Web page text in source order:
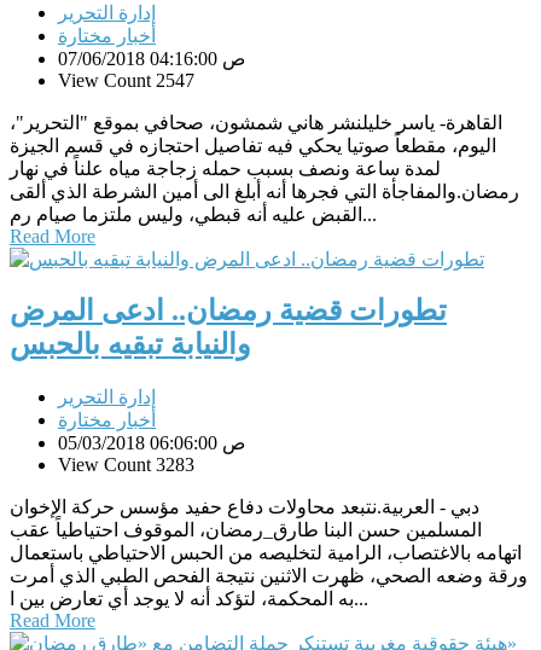
إدارة التحرير
أخبار مختارة
07/06/2018 04:16:00 ص
View Count 2547
القاهرة- ياسر خليلنشر هاني شمشون، صحافي بموقع "التحرير"،
اليوم، مقطعاً صوتيا يحكي فيه تفاصيل احتجازه في قسم الجيزة
لمدة ساعة ونصف بسبب حمله زجاجة مياه علناً في نهار
رمضان.والمفاجأة التي فجرها أنه أبلغ الى أمين الشرطة الذي ألقى
القبض عليه أنه قبطي، وليس ملتزما صيام رم...
Read More
تطورات قضية رمضان.. ادعى المرض
والنيابة تبقيه بالحبس
إدارة التحرير
أخبار مختارة
05/03/2018 06:06:00 ص
View Count 3283
دبي - العربية.نتبعد محاولات دفاع حفيد مؤسس حركة الإخوان
المسلمين حسن البنا طارق_رمضان، الموقوف احتياطياً عقب
اتهامه بالاغتصاب، الرامية لتخليصه من الحبس الاحتياطي باستعمال
ورقة وضعه الصحي، ظهرت الاثنين نتيجة الفحص الطبي الذي أمرت
به المحكمة، لتؤكد أنه لا يوجد أي تعارض بين ا...
Read More